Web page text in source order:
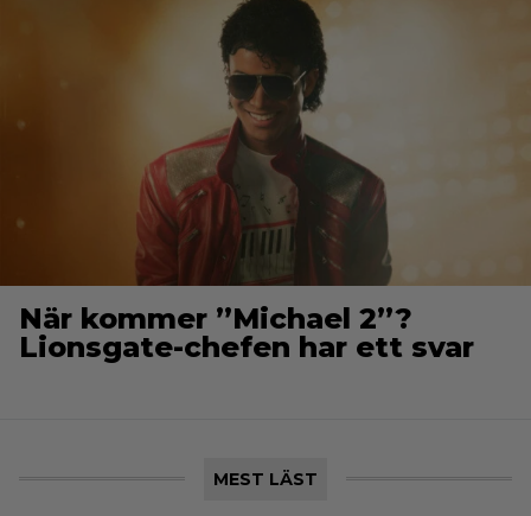
När kommer ”Michael 2”?
Lionsgate-chefen har ett svar
MEST LÄST